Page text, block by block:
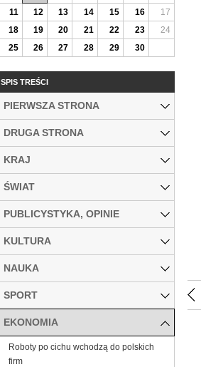
11
12 13 14 15 16
17
18
19 20 21 22 23
24
25
26 27 28 29 30
SPIS TREŚCI
PIERWSZA STRONA
DRUGA STRONA
KRAJ
ŚWIAT
PUBLICYSTYKA, OPINIE
KULTURA
NAUKA
SPORT
EKONOMIA
Roboty po cichu wchodzą do polskich
firm